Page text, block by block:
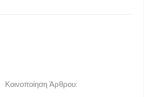
Κοινοποίηση Άρθρου: